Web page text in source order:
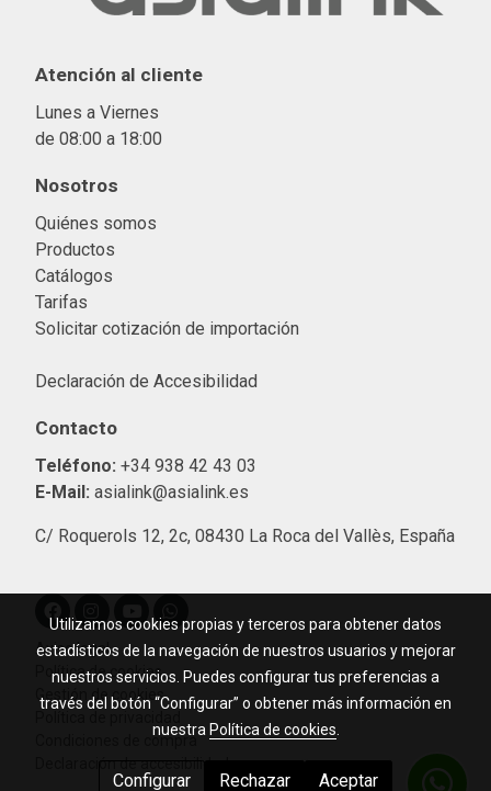
Atención al cliente
Lunes a Viernes
de 08:00 a 18:00
Nosotros
Quiénes somos
Productos
Catálogos
Tarifas
Solicitar cotización de importación
Declaración de Accesibilidad
Contacto
Teléfono: +34 938 42 43 03
E-Mail: asialink@asialink.es
C/ Roquerols 12, 2c, 08430 La Roca del Vallès, España
Aviso legal
Política de cookies
Gestión de cookies
Condiciones de compra
Utilizamos cookies propias y terceros para obtener datos
estadísticos de la navegación de nuestros usuarios y mejorar
nuestros servicios. Puedes configurar tus preferencias a
través del botón “Configurar” o obtener más información en
nuestra Política de cookies
Configurar Rechazar Aceptar